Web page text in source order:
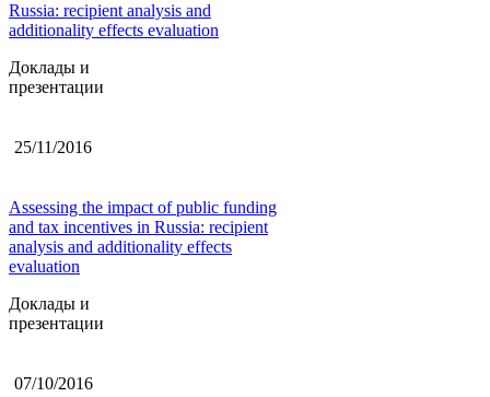
Russia: recipient analysis and
additionality effects evaluation
Доклады и
презентации
25/11/2016
Assessing the impact of public funding
and tax incentives in Russia: recipient
analysis and additionality effects
evaluation
Доклады и
презентации
07/10/2016